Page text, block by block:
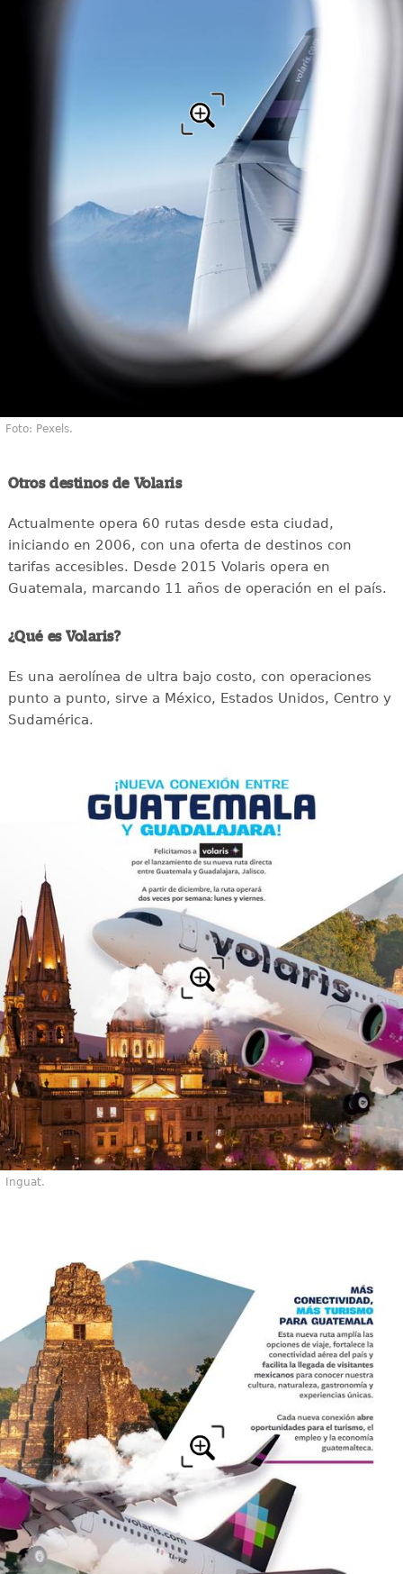
Foto: Pexels.
Otros destinos de Volaris
Actualmente opera 60 rutas desde esta ciudad,
iniciando en 2006, con una oferta de destinos con
tarifas accesibles. Desde 2015 Volaris opera en
Guatemala, marcando 11 años de operación en el país.
¿Qué es Volaris?
Es una aerolínea de ultra bajo costo, con operaciones
punto a punto, sirve a México, Estados Unidos, Centro y
Sudamérica.
Inguat.